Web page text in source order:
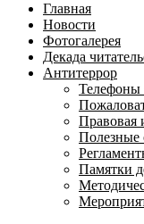
Главная
Новости
Фотогалерея
Декада
Антитеррор
Телефоны
Правовая
Полезные
Памятки